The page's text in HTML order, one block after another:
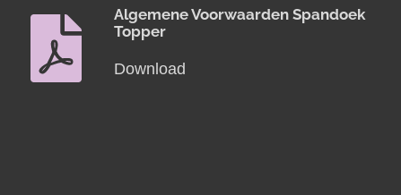
Algemene Voorwaarden Spandoek
Topper
Download